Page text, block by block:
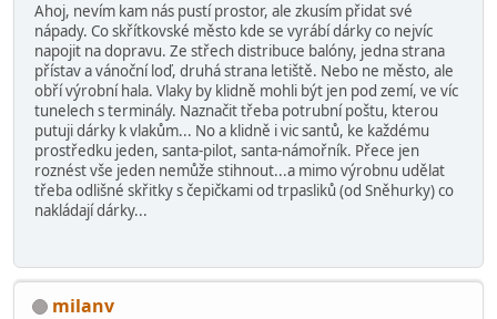
Ahoj, nevím kam nás pustí prostor, ale zkusím přidat své
nápady. Co skřítkovské město kde se vyrábí dárky co nejvíc
napojit na dopravu. Ze střech distribuce balóny, jedna strana
přístav a vánoční loď, druhá strana letiště. Nebo ne město, ale
obří výrobní hala. Vlaky by klidně mohli být jen pod zemí, ve víc
tunelech s terminály. Naznačit třeba potrubní poštu, kterou
putuji dárky k vlakům... No a klidně i vic santů, ke každému
prostředku jeden, santa-pilot, santa-námořník. Přece jen
roznést vše jeden nemůže stihnout...a mimo výrobnu udělat
třeba odlišné skřitky s čepičkami od trpasliků (od Sněhurky) co
nakládají dárky...
milanv